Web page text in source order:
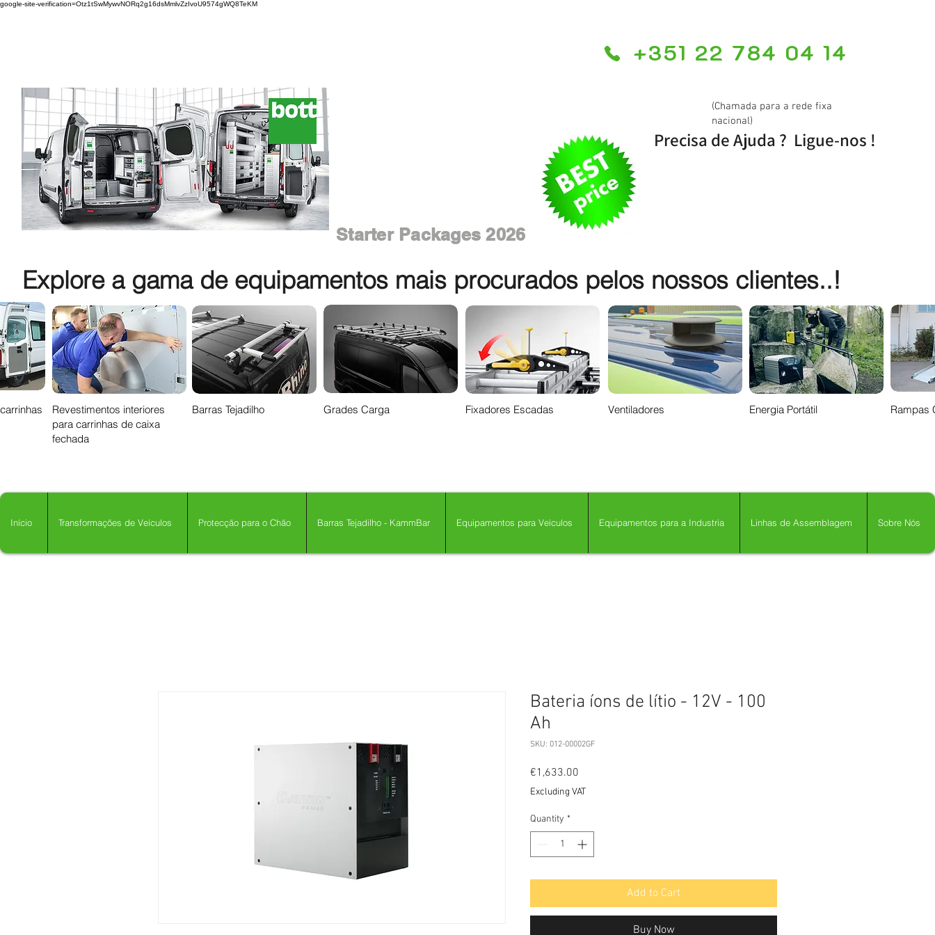
google-site-verification=Otz1tSwMywvNORq2g16dsMmlvZzIvoU9574gWQ8TeKM
+351 22 784 04 14
Starter Packages 2026
(Chamada para a rede fixa
nacional)
Precisa de Ajuda ? Ligue-nos !
Explore a gama de equipamentos mais procurados pelos nossos clientes..!
Revestimentos interiores
para carrinhas de caixa
fechada
Barras Tejadilho Grades Carga Fixadores Escadas Ventiladores Energia Portátil Rampas
Início Transformações de Veículos Protecção para o Chão Barras Tejadilho - KammBar Equipamentos para Veículos Equipamentos para a Industria Linhas de Assemblagem Sobre Nós
Bateria íons de lítio - 12V - 100
Ah
SKU: 012-00002GF
€1,633.00
Excluding VAT
Quantity *
Add to Cart
Buy Now